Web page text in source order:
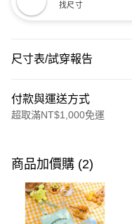
找尺寸
尺寸表/試穿報告
付款與運送方式
超取滿NT$1,000免運
信用卡一次付款
購物金
超商取貨付款
商品加價購 (2)